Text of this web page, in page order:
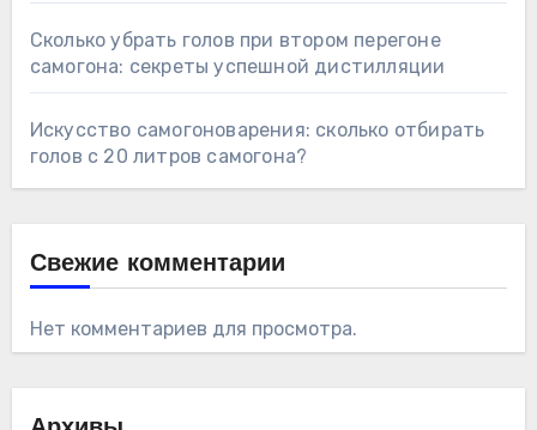
Сколько убрать голов при втором перегоне
самогона: секреты успешной дистилляции
Искусство самогоноварения: сколько отбирать
голов с 20 литров самогона?
Свежие комментарии
Нет комментариев для просмотра.